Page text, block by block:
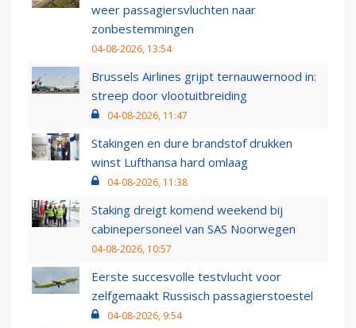
weer passagiersvluchten naar
zonbestemmingen
04-08-2026, 13:54
Brussels Airlines grijpt ternauwernood in:
streep door vlootuitbreiding
04-08-2026, 11:47
Stakingen en dure brandstof drukken
winst Lufthansa hard omlaag
04-08-2026, 11:38
Staking dreigt komend weekend bij
cabinepersoneel van SAS Noorwegen
04-08-2026, 10:57
Eerste succesvolle testvlucht voor
zelfgemaakt Russisch passagierstoestel
04-08-2026, 9:54